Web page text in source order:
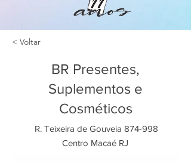
< Voltar
BR Presentes,
Suplementos e
Cosméticos
R. Teixeira de Gouveia 874-998
Centro Macaé RJ